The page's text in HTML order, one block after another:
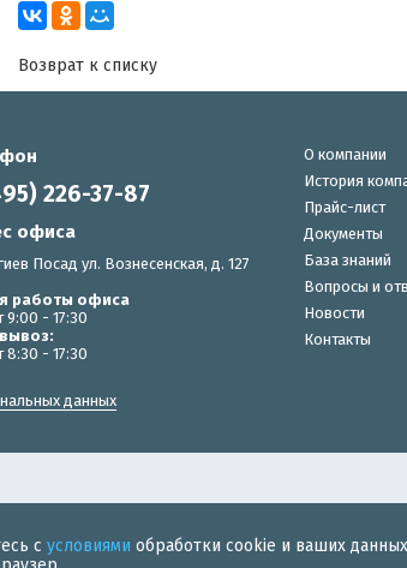
с условиями обработки cookie и ваших
Возврат к списку
226-37-87
офиса
Посад ул. Вознесенская, д. 127
работы офиса
9:00 - 17:30
8:30 - 17:30
О компании
История
Прайс-лист
Документы
База знаний
Вопросы и
Новости
Контакты
данных
fi оборудования для беспроводного интернета.